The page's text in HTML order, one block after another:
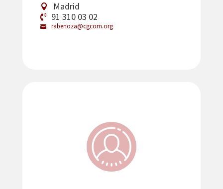
Madrid
91 310 03 02
rabenoza@cgcom.org